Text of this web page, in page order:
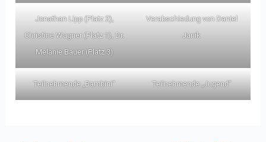
Jonathan Lipp (Platz 2),
Christine Wagner (Platz 1), Dr.
Melanie Bauer (Platz 3)
Verabschiedung von Daniel
Janik
Teilnehmende „Bambini“ Teilnehmende „Jugend“